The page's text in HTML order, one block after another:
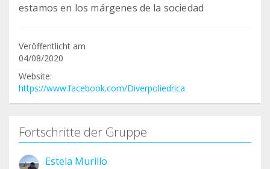
estamos en los márgenes de la sociedad
Veröffentlicht am
04/08/2020
Website:
https://www.facebook.com/Diverpoliedrica
Fortschritte der Gruppe
Estela Murillo